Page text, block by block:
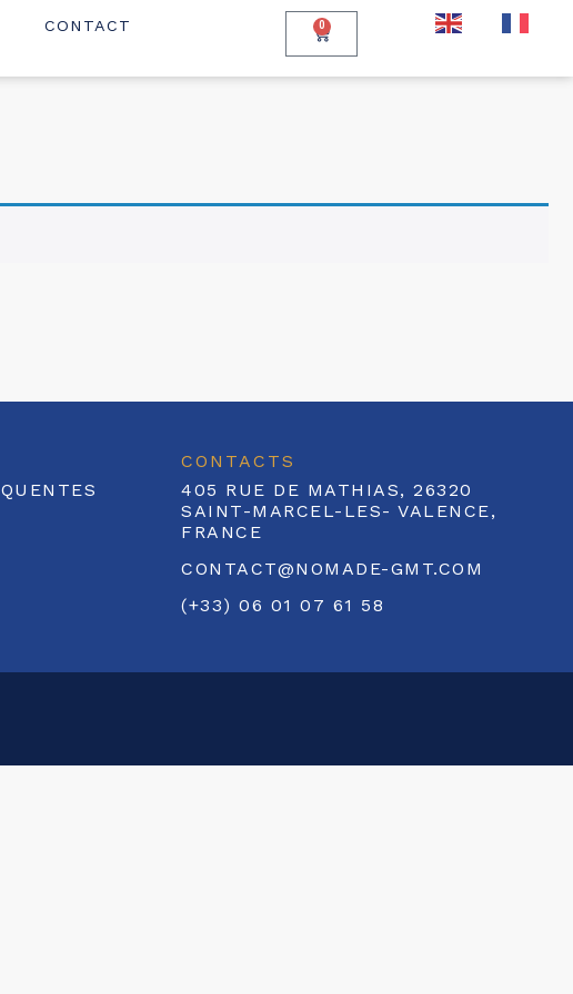
CONTACT 0
CONTACTS
405 RUE DE MATHIAS, 26320
SAINT-MARCEL-LES- VALENCE,
FRANCE
CONTACT@NOMADE-GMT.COM
(+33) 06 01 07 61 58